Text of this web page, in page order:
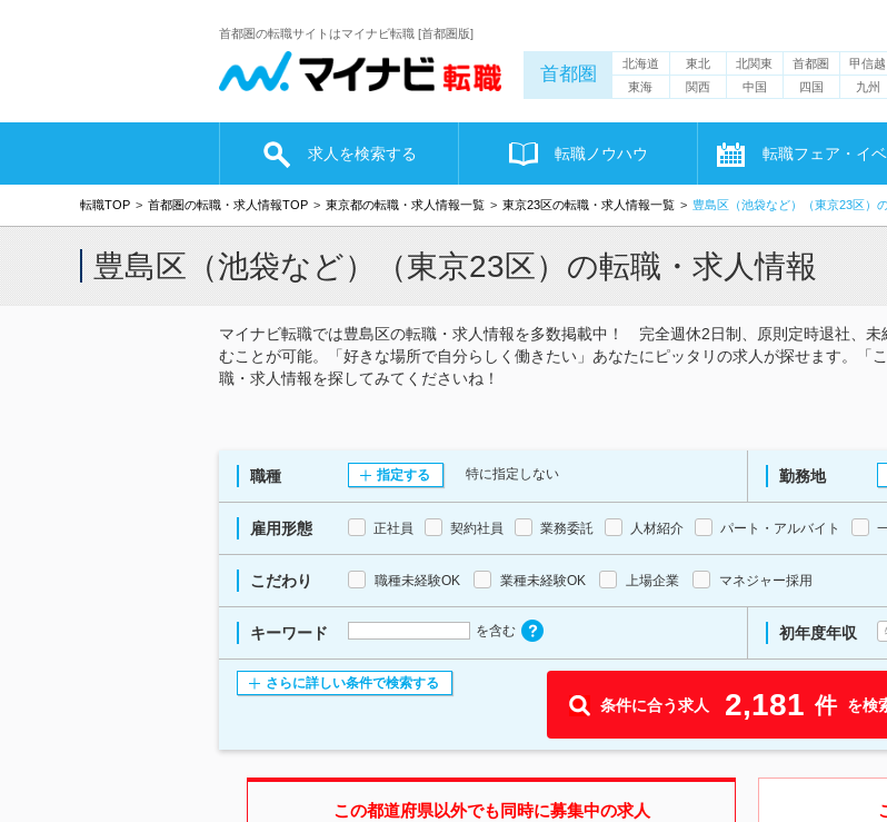
首都圏の転職サイトはマイナビ転職 [首都圏版]
首都圏 北海道 東北 北関東 首都圏 甲信越
東海
関西 中国 四国 九州
求人を検索する 転職ノウハウ 転職フェア・イ
転職TOP 首都圏の転職・求人情報TOP 東京都の転職・求人情報一覧 東京23区の転職・求人情報一覧 豊島区（池袋など）（東京23区）
豊島区（池袋など）（東京23区）の転職・求人情報
マイナビ転職では豊島区の転職・求人情報を多数掲載中！ 完全週休2日制、原則定時退社、
むことが可能。「好きな場所で自分らしく働きたい」あなたにピッタリの求人が探せます。「
職・求人情報を探してみてくださいね！
職種 指定する 特に指定しない 勤務地
雇用形態 正社員 契約社員 業務委託 人材紹介 パート・アルバイト
こだわり 職種未経験OK 業種未経験OK 上場企業 マネジャー採用
キーワード を含む 初年度年収
さらに詳しい条件で検索する
条件に合う求人 2,181 件 を検
この都道府県以外でも同時に募集中の求人